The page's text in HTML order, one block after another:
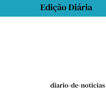
Edição Diária
diario-de-noticias